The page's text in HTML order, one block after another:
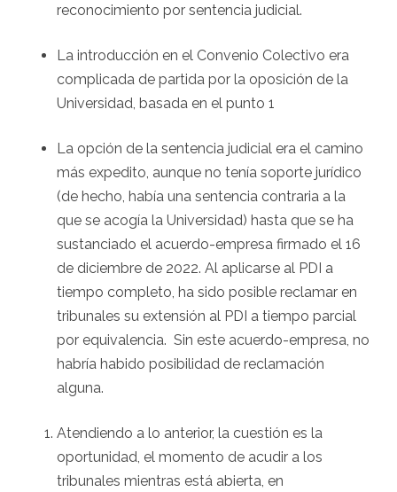
reconocimiento por sentencia judicial.
La introducción en el Convenio Colectivo era
complicada de partida por la oposición de la
Universidad, basada en el punto 1
La opción de la sentencia judicial era el camino
más expedito, aunque no tenía soporte jurídico
(de hecho, había una sentencia contraria a la
que se acogía la Universidad) hasta que se ha
sustanciado el acuerdo-empresa firmado el 16
de diciembre de 2022. Al aplicarse al PDI a
tiempo completo, ha sido posible reclamar en
tribunales su extensión al PDI a tiempo parcial
por equivalencia. Sin este acuerdo-empresa, no
habría habido posibilidad de reclamación
alguna.
Atendiendo a lo anterior, la cuestión es la
oportunidad, el momento de acudir a los
tribunales mientras está abierta, en